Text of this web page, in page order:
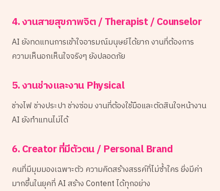
4. งานสายสุขภาพจิต / Therapist / Counselor
AI ยังทดแทนการเข้าใจอารมณ์มนุษย์ได้ยาก งานที่ต้องการ
ความเห็นอกเห็นใจจริงๆ ยังปลอดภัย
5. งานช่างและงาน Physical
ช่างไฟ ช่างประปา ช่างซ่อม งานที่ต้องใช้มือและตัดสินใจหน้างาน
AI ยังทำแทนไม่ได้
6. Creator ที่มีตัวตน / Personal Brand
คนที่มีมุมมองเฉพาะตัว ความคิดสร้างสรรค์ที่ไม่ซ้ำใคร ยิ่งมีค่า
มากขึ้นในยุคที่ AI สร้าง Content ได้ทุกอย่าง